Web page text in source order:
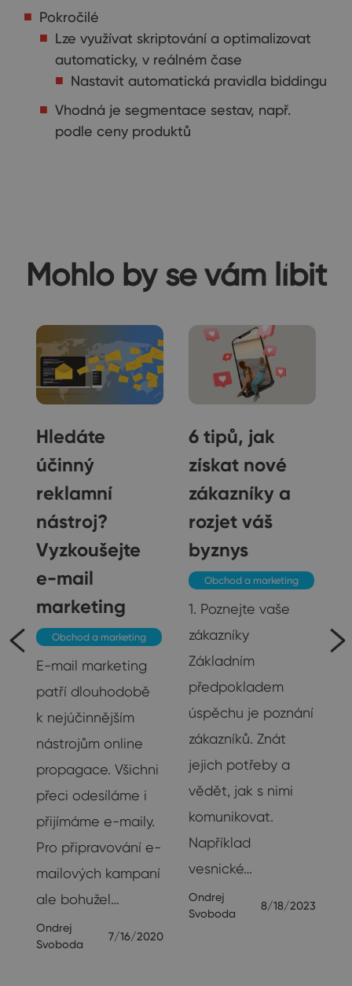
Pokročilé
Lze využívat skriptování a optimalizovat
automaticky, v reálném čase
Nastavit automatická pravidla biddingu
Vhodná je segmentace sestav, např.
podle ceny produktů
Mohlo by se vám líbit
Hledáte
účinný
reklamní
nástroj?
Vyzkoušejte
e-mail
marketing
Obchod a marketing
E-mail marketing
patří dlouhodobě
k nejúčinnějším
nástrojům online
propagace. Všichni
přeci odesíláme i
přijímáme e-maily.
Pro připravování e-
mailových kampaní
ale bohužel…
Ondrej
Svoboda
7/16/2020
6 tipů, jak
získat nové
zákazníky a
rozjet váš
byznys
Obchod a marketing
1. Poznejte vaše
zákazníky
Základním
předpokladem
úspěchu je poznání
zákazníků. Znát
jejich potřeby a
vědět, jak s nimi
komunikovat.
Například
vesnické…
Ondrej
Svoboda
8/18/2023